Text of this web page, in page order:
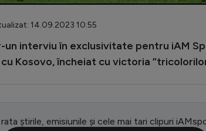
14.09.2023 10:55
un interviu în exclusivitate pentru iAM
Kosovo, încheiat cu victoria
știrile, emisiunile și cele mai tari clipuri